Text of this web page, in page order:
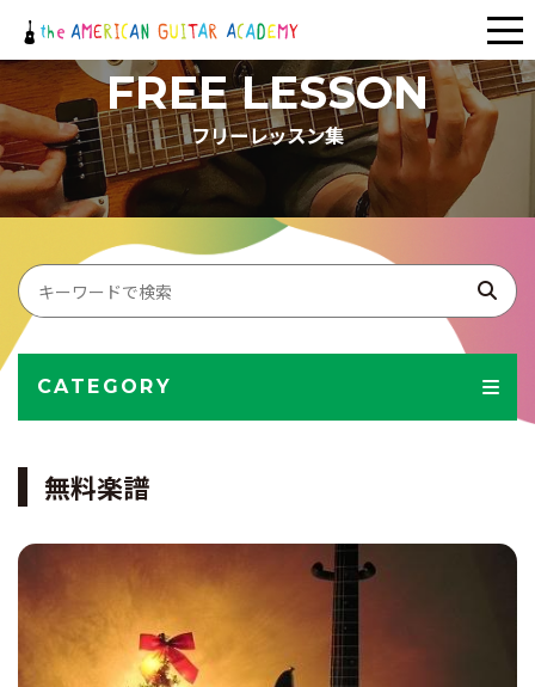
FREE LESSON
フリーレッスン集
CATEGORY
無料楽譜
メ
ニ
ュ
ー